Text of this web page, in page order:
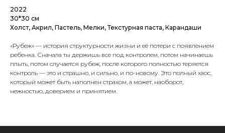
2022
30*30 см
Холст, Акрил, Пастель, Мелки, Текстурная паста, Карандаши
«Рубеж» — история структурности жизни и её потери с появлением
ребенка. Сначала ты держишь все под контролем, потом начинаешь
плыть, потом случается рубеж, после которого полностью теряется
контроль — это и страшно, и сильно, и по-новому. Это полный хаос,
который может быть наполнен страхом, а может, наоборот,
нежностью, доверием и принятием.